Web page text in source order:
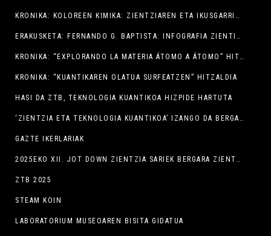
KRONIKA: KOLOREEN KIMIKA: ZIENTZIAREN ETA IKUSGARRITASUNAREN ARTEKO ELKARGUNEA
ERAKUSKETA: FERNANDO G. BAPTISTA: INFOGRAFIA ZIENTIFIKOAREN ESPLORATZAILEA
KRONIKA: “EXPLORANDO LA MATERIA ÁTOMO A ÁTOMO” HITZALDIA
KRONIKA: “KUANTIKAREN OLATUA SURFEATZEN” HITZALDIA
HASI DA ZTB, TEKNOLOGIA KUANTIKOA HIZPIDE HARTUTA
‘ZIENTZIA ETA TEKNOLOGIA KUANTIKOA’ IZANGO DA BERGARAKO ZTB JARDUNALDIEN AURTENGO GAIA
GAZTE IKERLARIAK
2025EKO XII. JOT DOWN ZIENTZIA SARIEK BERGARA ZIENTZIAREN EPIZENTRO BIHURTU DUTE ASTEBURUAN
ZTB 2025
STEAM KOIN
LABORATORIUM MUSEOAREN BISITA GIDATUA